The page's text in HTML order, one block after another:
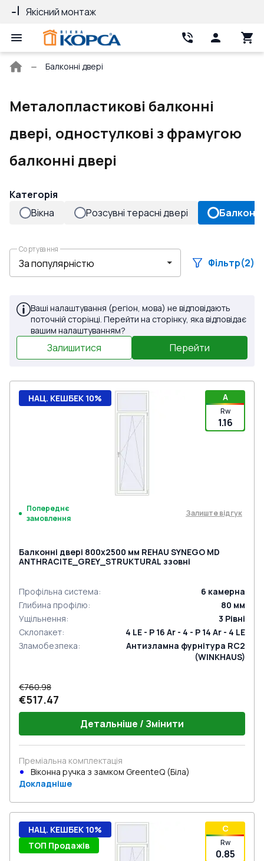
Якісний монтаж
Головна
Балконні двері
Металопластикові балконні
двері, одностулкові з фрамугою
балконні двері
Категорія
Вікна
Розсувні терасні двері
Сортування
Фільтр(2)
Ваші налаштування (регіон, мова) не відповідають
поточній сторінці. Перейти на сторінку, яка відповідає
вашим налаштуванням?
Залишитися Перейти
A
Rw
1.16
НАЦ. КЕШБЕК 10%
Попереднє
замовлення
Залиште відгук
Балконні двері 800x2500 мм REHAU SYNEGO MD
ANTHRACITE_GREY_STRUKTURAL ззовні
Профільна система: 6 камерна
Глибина профілю: 80 мм
Ущільнення: 3 Рівні
Склопакет:
4 LE - P 16 Ar - 4 - P 14 Ar - 4 LE
Зламобезпека:
Антизламна фурнітура RC2
(WINKHAUS)
€760.98
€517.47
Детальніше / Змінити
Преміальна комплектація
Віконна ручка з замком GreenteQ (Біла)
Докладніше
C
Rw
0.85
НАЦ. КЕШБЕК 10%
ТОП Продажів